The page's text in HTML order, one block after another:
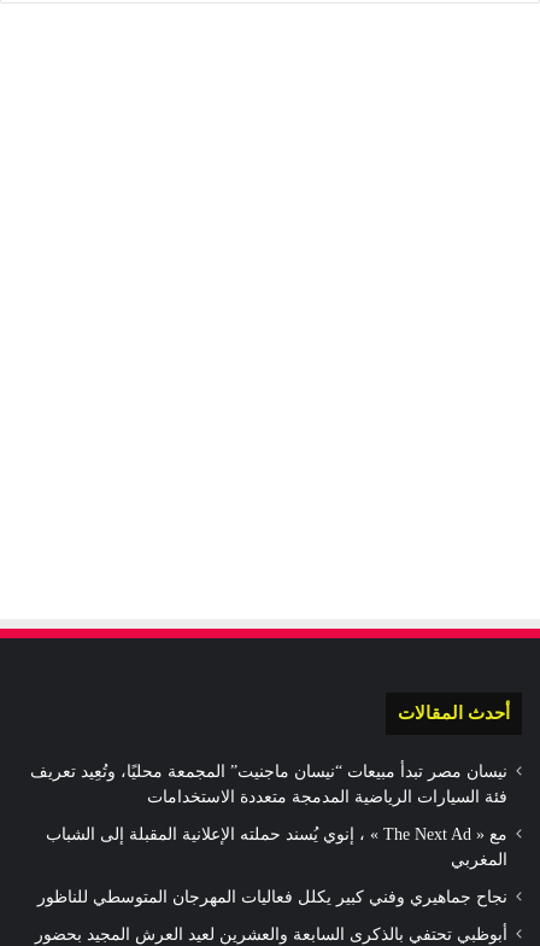
أحدث المقالات
نيسان مصر تبدأ مبيعات “نيسان ماجنيت” المجمعة محليًا، وتُعِيد تعريف
فئة السيارات الرياضية المدمجة متعددة الاستخدامات
مع « The Next Ad » ، إنوي يُسند حملته الإعلانية المقبلة إلى الشباب
المغربي
نجاح جماهيري وفني كبير يكلل فعاليات المهرجان المتوسطي للناظور
أبوظبي تحتفي بالذكرى السابعة والعشرين لعيد العرش المجيد بحضور